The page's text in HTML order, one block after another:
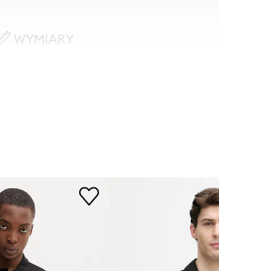
WYMIARY
prezentowane w sklepie
przeliczone na standardową,
tabelę rozmiarową. Na
dostarczonego produktu
się oryginalne oznaczenie